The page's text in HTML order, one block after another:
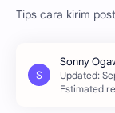
Tips cara kirim
Estimated